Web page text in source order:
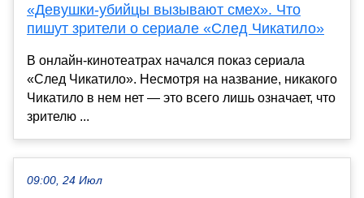
«Девушки-убийцы вызывают смех». Что
пишут зрители о сериале «След Чикатило»
В онлайн-кинотеатрах начался показ сериала
«След Чикатило». Несмотря на название, никакого
Чикатило в нем нет — это всего лишь означает, что
зрителю ...
09:00, 24 Июл